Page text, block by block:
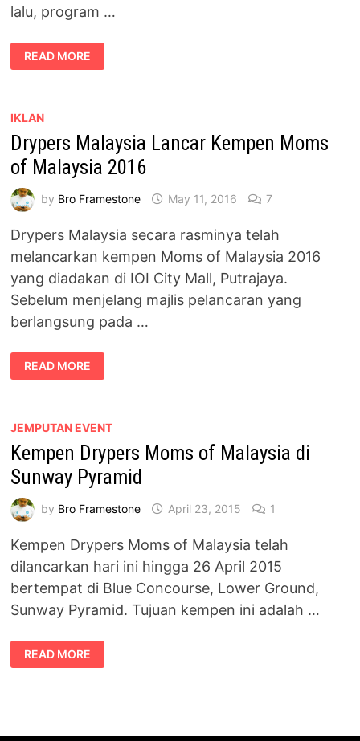
lalu, program …
DRYPERS
MALAYSIA
BERI
YATIM
KEMPEN
SHARE
A
LITTLE
2017
READ MORE
IKLAN
Drypers Malaysia Lancar Kempen Moms
of Malaysia 2016
by Bro Framestone May 11, 2016 7
Drypers Malaysia secara rasminya telah
melancarkan kempen Moms of Malaysia 2016
yang diadakan di IOI City Mall, Putrajaya.
Sebelum menjelang majlis pelancaran yang
berlangsung pada …
DRYPERS
MALAYSIA
LANCAR
MALAYSIA
READ MORE
JEMPUTAN EVENT
Kempen Drypers Moms of Malaysia di
Sunway Pyramid
by Bro Framestone April 23, 2015 1
Kempen Drypers Moms of Malaysia telah
dilancarkan hari ini hingga 26 April 2015
bertempat di Blue Concourse, Lower Ground,
Sunway Pyramid. Tujuan kempen ini adalah …
KEMPEN
DRYPERS
MOMS
READ MORE